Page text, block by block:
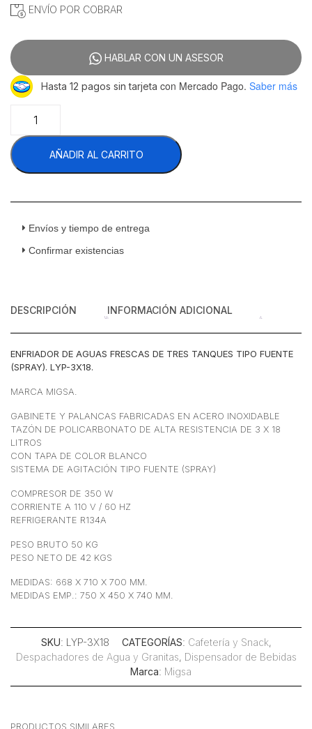
ENVÍO POR COBRAR
HABLAR CON UN ASESOR
Hasta 12 pagos sin tarjeta con Mercado Pago. Saber más
3X18
Enfriador
Aguas
3
Tipo
(Spray)
Acero
Inoxidable
v
cantidad
AÑADIR AL CARRITO
Envíos y tiempo de entrega
Confirmar existencias
DESCRIPCIÓN INFORMACIÓN ADICIONAL
ENFRIADOR DE AGUAS FRESCAS DE TRES TANQUES TIPO FUENTE
(SPRAY). LYP-3X18.
MARCA MIGSA.
GABINETE Y PALANCAS FABRICADAS EN ACERO INOXIDABLE
TAZÓN DE POLICARBONATO DE ALTA RESISTENCIA DE 3 X 18
LITROS
CON TAPA DE COLOR BLANCO
SISTEMA DE AGITACIÓN TIPO FUENTE (SPRAY)
COMPRESOR DE 350 W
CORRIENTE A 110 V / 60 HZ
REFRIGERANTE R134A
PESO BRUTO 50 KG
PESO NETO DE 42 KGS
MEDIDAS: 668 X 710 X 700 MM.
MEDIDAS EMP.: 750 X 450 X 740 MM.
SKU: LYP-3X18 CATEGORÍAS: Cafetería y Snack,
Despachadores de Agua y Granitas, Dispensador de Bebidas
Marca: Migsa
PRODUCTOS SIMILARES